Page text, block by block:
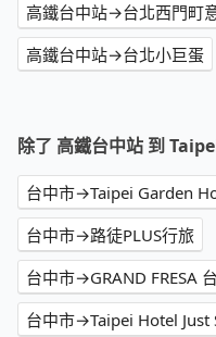
高鐵台中站→台北西門町
高鐵台中站→台北小巨蛋
除了 高鐵台中站 到
台中市→Taipei Garden
台中市→路徒PLUS行旅
台中市→GRAND FRESA
台中市→Taipei Hotel Just